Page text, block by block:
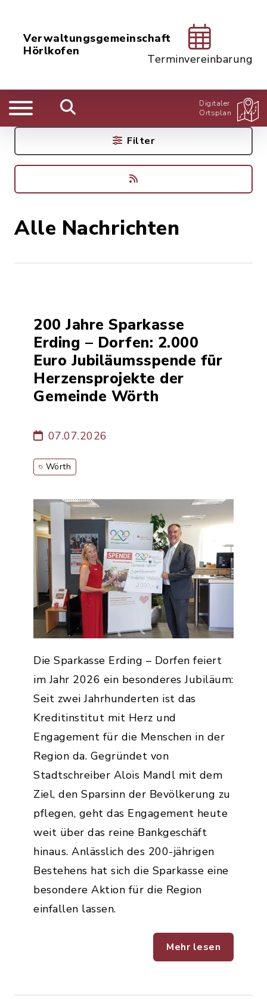
Verwaltungsgemeinschaft
Hörlkofen
Terminvereinbarung
Digitaler
Ortsplan
Alle Nachrichten
200 Jahre Sparkasse
Erding – Dorfen: 2.000
Euro Jubiläumsspende für
Herzensprojekte der
Gemeinde Wörth
07.07.2026
Wörth
Die Sparkasse Erding – Dorfen feiert
im Jahr 2026 ein besonderes Jubiläum:
Seit zwei Jahrhunderten ist das
Kreditinstitut mit Herz und
Engagement für die Menschen in der
Region da. Gegründet von
Stadtschreiber Alois Mandl mit dem
Ziel, den Sparsinn der Bevölkerung zu
pflegen, geht das Engagement heute
weit über das reine Bankgeschäft
hinaus. Anlässlich des 200-jährigen
Bestehens hat sich die Sparkasse eine
besondere Aktion für die Region
einfallen lassen.
Mehr lesen
Filter